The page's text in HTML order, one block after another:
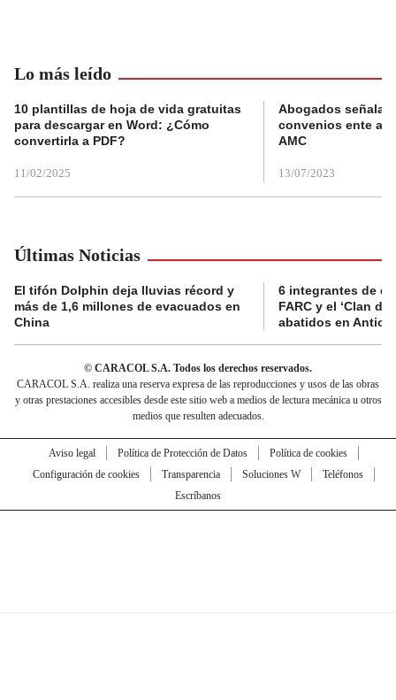
Lo más leído
10 plantillas de hoja de vida gratuitas
para descargar en Word: ¿Cómo
convertirla a PDF?
11/02/2025
Abogados
convenios ente
AMC
13/07/2023
Últimas Noticias
El tifón Dolphin deja lluvias récord y
más de 1,6 millones de evacuados en
China
6 integrantes de
FARC y el ‘Clan
abatidos en
© CARACOL S.A. Todos los derechos reservados.
CARACOL S.A. realiza una reserva expresa de las reproducciones y usos de las obras
y otras prestaciones accesibles desde este sitio web a medios de lectura mecánica u otros
medios que resulten adecuados.
Aviso legal Política de Protección de Datos
Política de cookies
Configuración de cookies
Transparencia Soluciones W
Teléfonos
Escríbanos